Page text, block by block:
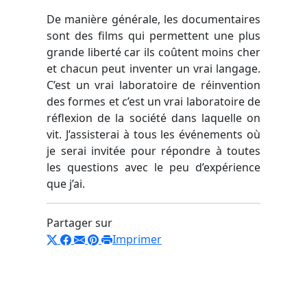
De manière générale, les documentaires
sont des films qui permettent une plus
grande liberté car ils coûtent moins cher
et chacun peut inventer un vrai langage.
C’est un vrai laboratoire de réinvention
des formes et c’est un vrai laboratoire de
réflexion de la société dans laquelle on
vit. J’assisterai à tous les événements où
je serai invitée pour répondre à toutes
les questions avec le peu d’expérience
que j’ai.
Partager sur
Imprimer